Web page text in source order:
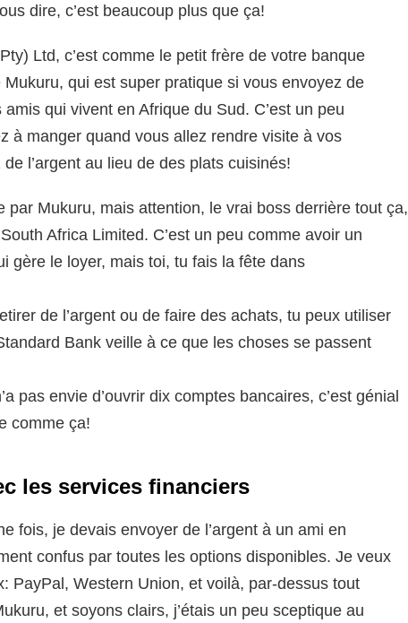
dire, c’est beaucoup plus que ça!
Ltd, c’est comme le petit frère de votre banque
qui est super pratique si vous envoyez de
amis qui vivent en Afrique du Sud. C’est un peu
à manger quand vous allez rendre visite à vos
l’argent au lieu de des plats cuisinés!
par Mukuru, mais attention, le vrai boss derrière tout ça,
Africa Limited. C’est un peu comme avoir un
gère le loyer, mais toi, tu fais la fête dans
de l’argent ou de faire des achats, tu peux utiliser
Bank veille à ce que les choses se passent
pas envie d’ouvrir dix comptes bancaires, c’est génial
comme ça!
les services financiers
fois, je devais envoyer de l’argent à un ami en
confus par toutes les options disponibles. Je veux
PayPal, Western Union, et voilà, par-dessus tout
et soyons clairs, j’étais un peu sceptique au